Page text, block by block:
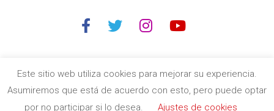
Editorial especializada en libros divulgativos de calidad en
Este sitio web utiliza cookies para mejorar su experiencia.
Asumiremos que está de acuerdo con esto, pero puede optar
por no participar si lo desea.
Ajustes de cookies